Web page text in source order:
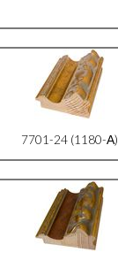
7701-24 (1180-А)